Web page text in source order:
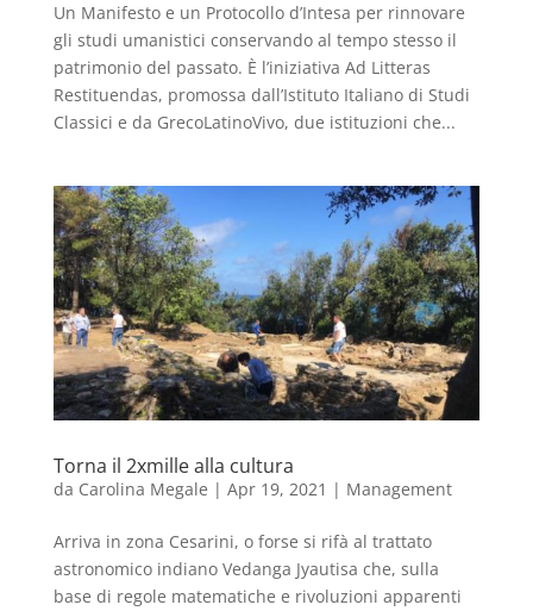
Un Manifesto e un Protocollo d’Intesa per rinnovare
gli studi umanistici conservando al tempo stesso il
patrimonio del passato. È l’iniziativa Ad Litteras
Restituendas, promossa dall’Istituto Italiano di Studi
Classici e da GrecoLatinoVivo, due istituzioni che...
Torna il 2xmille alla cultura
da Carolina Megale | Apr 19, 2021 | Management
Arriva in zona Cesarini, o forse si rifà al trattato
astronomico indiano Vedanga Jyautisa che, sulla
base di regole matematiche e rivoluzioni apparenti